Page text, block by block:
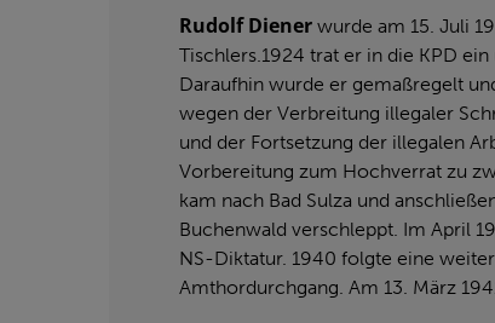
Rudolf Diener wurde am 15. Juli
Tischlers.1924 trat er in die KPD
Daraufhin wurde er gemaßregelt
wegen der Verbreitung illegaler
und der Fortsetzung der illegalen
Vorbereitung zum Hochverrat zu
kam nach Bad Sulza und
Buchenwald verschleppt. Im April
NS-Diktatur. 1940 folgte eine
Amthordurchgang. Am 13. März